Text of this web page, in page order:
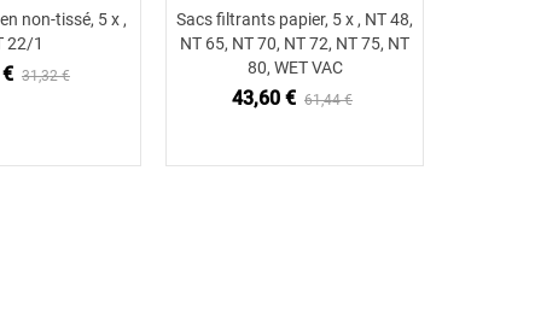
au panier
non-tissé, 5 x ,
22/1
31,32 €
Ajouter au panier
Sacs filtrants papier, 5 x , NT 48,
NT 65, NT 70, NT 72, NT 75, NT
80, WET VAC
43,60 € 61,44 €